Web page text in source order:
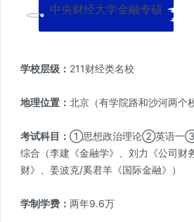
中央财经大学金融专硕
学校层级： 211财经类名校
地理位置： 北京（有学院路和沙河两个
考试科目： ①思想政治理论②英语一
综合（李建《金融学》、刘力《公司财
财》、姜波克/奚君羊《国际金融》）
学制学费： 两年9.6万